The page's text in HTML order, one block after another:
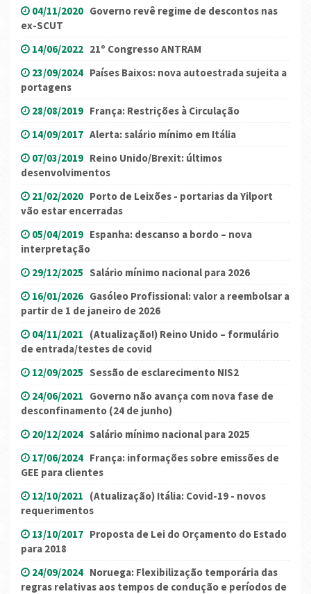
04/11/2020 Governo revê regime de descontos nas
ex-SCUT
14/06/2022 21º Congresso ANTRAM
23/09/2024 Países Baixos: nova autoestrada sujeita a
portagens
28/08/2019 França: Restrições à Circulação
14/09/2017 Alerta: salário mínimo em Itália
07/03/2019 Reino Unido/Brexit: últimos
desenvolvimentos
21/02/2020 Porto de Leixões - portarias da Yilport
vão estar encerradas
05/04/2019 Espanha: descanso a bordo – nova
interpretação
29/12/2025 Salário mínimo nacional para 2026
16/01/2026 Gasóleo Profissional: valor a reembolsar a
partir de 1 de janeiro de 2026
04/11/2021 (Atualização!) Reino Unido – formulário
de entrada/testes de covid
12/09/2025 Sessão de esclarecimento NIS2
24/06/2021 Governo não avança com nova fase de
desconfinamento (24 de junho)
20/12/2024 Salário mínimo nacional para 2025
17/06/2024 França: informações sobre emissões de
GEE para clientes
12/10/2021 (Atualização) Itália: Covid-19 - novos
requerimentos
13/10/2017 Proposta de Lei do Orçamento do Estado
para 2018
24/09/2024 Noruega: Flexibilização temporária das
regras relativas aos tempos de condução e períodos de